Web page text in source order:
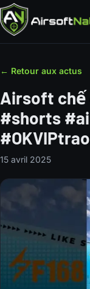
← Retour aux actus
Airsoft
#shorts
15 avril 2025